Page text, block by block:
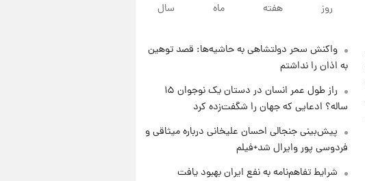
۱ روز پیش
چهارشنبه ۱۴ مرداد + جدول
۱ روز پیش
تولید سایپا؛ نام خودرو، مبلغ پیش
پرداخت و زمان تحویل | سود
مشارکت چند درصد است؟
روز هفته ماه سال
واکنش سحر دولتشاهی به حاشیه‌ها: قصد توهین
به اذان را نداشتم
راز طول عمر انسان در دستان یک نوجوان ۱۵
ساله؟ ادعایی که جهان را شگفت‌زده کرد
پیش‌بینی جنجالی احسان علیخانی درباره میثاقی و
فردوسی پور وایرال شد+فیلم
شرایط تفاهم‌نامه به نفع ایران بهبود یافت